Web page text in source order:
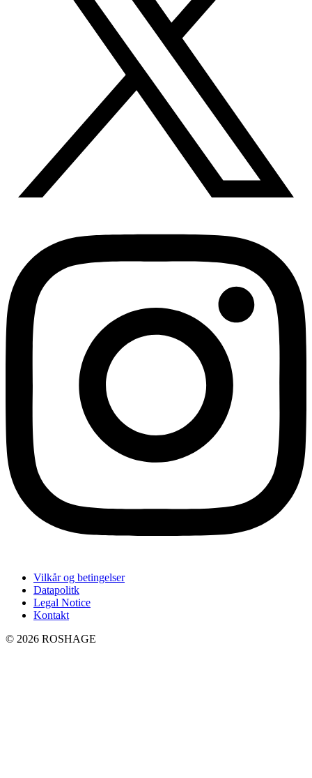
Vilkår og betingelser
Datapolitk
Legal Notice
Kontakt
© 2026 ROSHAGE